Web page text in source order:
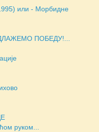
или - Морбидне
ПОБЕДУ!...
руком...